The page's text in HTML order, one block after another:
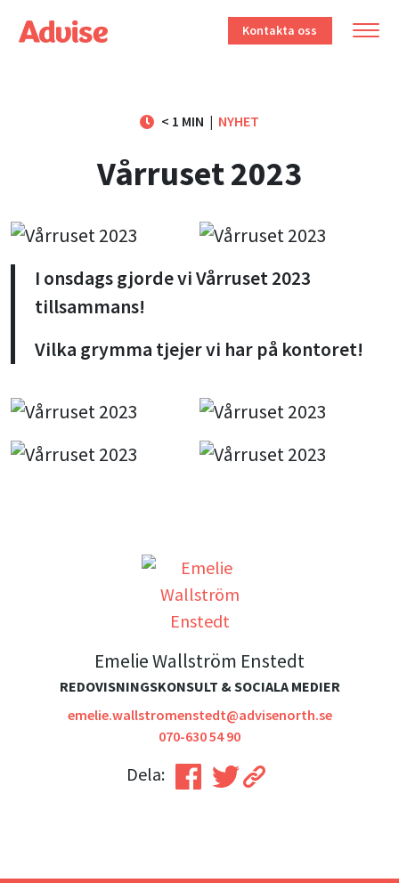
Kontakta oss
< 1 MIN | NYHET
Vårruset 2023
I onsdags gjorde vi Vårruset 2023
tillsammans!
Vilka grymma tjejer vi har på kontoret!
Emelie Wallström Enstedt
REDOVISNINGSKONSULT & SOCIALA MEDIER
emelie.wallstromenstedt@advisenorth.se
070-630 54 90
Dela: